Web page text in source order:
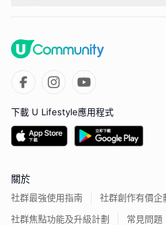
下載 U Lifestyle應用程式
關於
社群最強使用指南
社群創作有價企
社群焦點功能及升級計劃
常見問題